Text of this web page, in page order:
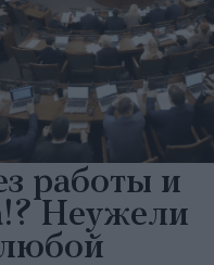
работы и
Неужели